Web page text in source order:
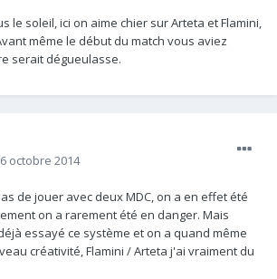
le soleil, ici on aime chier sur Arteta et Flamini,
même le début du match vous aviez
serait dégueulasse.
octobre 2014
de jouer avec deux MDC, on a en effet été
on a rarement été en danger. Mais
essayé ce système et on a quand même
créativité, Flamini / Arteta j'ai vraiment du